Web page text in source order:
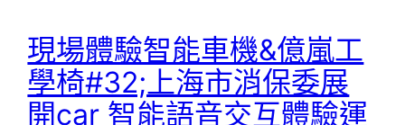
現場體驗智能車機&億嵐工
學椅#32;上海市消保委展
開car 智能語音交互體驗運